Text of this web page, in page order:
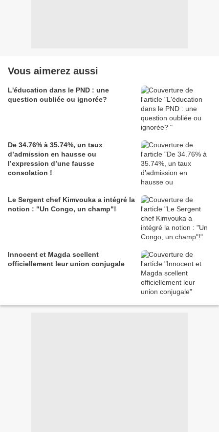
Vous aimerez aussi
L'éducation dans le PND : une
question oubliée ou ignorée?
De 34.76% à 35.74%, un taux
d’admission en hausse ou
l’expression d’une fausse
consolation !
Le Sergent chef Kimvouka a intégré la
notion : "Un Congo, un champ"!
Innocent et Magda scellent
officiellement leur union conjugale